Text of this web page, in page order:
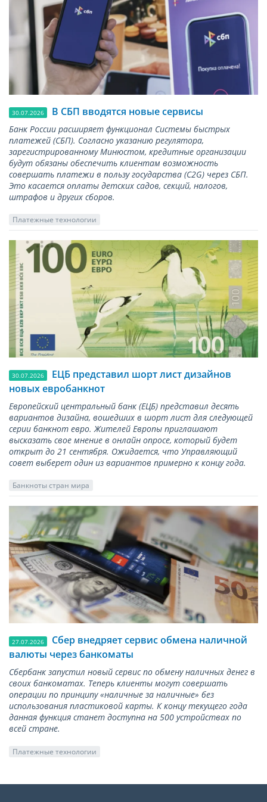
30.07.2026 В СБП вводятся новые сервисы
Банк России расширяет функционал Системы быстрых
платежей (СБП). Согласно указанию регулятора,
зарегистрированному Минюстом, кредитные организации
будут обязаны обеспечить клиентам возможность
совершать платежи в пользу государства (С2G) через СБП.
Это касается оплаты детских садов, секций, налогов,
штрафов и других сборов.
Платежные технологии
30.07.2026
ЕЦБ представил шорт лист дизайнов
новых евробанкнот
Европейский центральный банк (ЕЦБ) представил десять
вариантов дизайна, вошедших в шорт лист для следующей
серии банкнот евро. Жителей Европы приглашают
высказать свое мнение в онлайн опросе, который будет
открыт до 21 сентября. Ожидается, что Управляющий
совет выберет один из вариантов примерно к концу года.
Банкноты стран мира
27.07.2026
Сбер внедряет сервис обмена наличной
валюты через банкоматы
Сбербанк запустил новый сервис по обмену наличных денег в
своих банкоматах. Теперь клиенты могут совершать
операции по принципу «наличные за наличные» без
использования пластиковой карты. К концу текущего года
данная функция станет доступна на 500 устройствах по
всей стране.
Платежные технологии